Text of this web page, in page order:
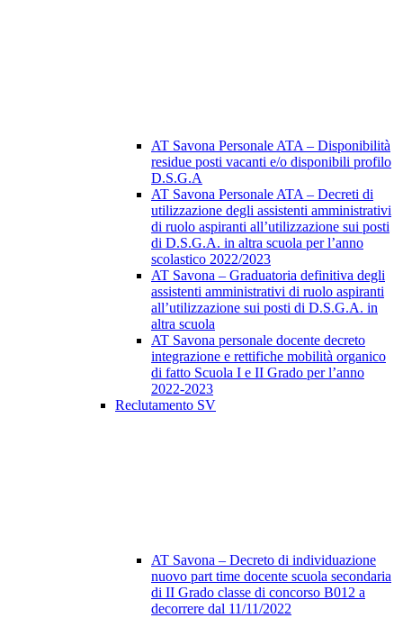
AT Savona Personale ATA – Disponibilità
residue posti vacanti e/o disponibili profilo
D.S.G.A
AT Savona Personale ATA – Decreti di
utilizzazione degli assistenti amministrativi
di ruolo aspiranti all’utilizzazione sui posti
di D.S.G.A. in altra scuola per l’anno
scolastico 2022/2023
AT Savona – Graduatoria definitiva degli
assistenti amministrativi di ruolo aspiranti
all’utilizzazione sui posti di D.S.G.A. in
altra scuola
AT Savona personale docente decreto
integrazione e rettifiche mobilità organico
di fatto Scuola I e II Grado per l’anno
2022-2023
Reclutamento SV
AT Savona – Decreto di individuazione
nuovo part time docente scuola secondaria
di II Grado classe di concorso B012 a
decorrere dal 11/11/2022